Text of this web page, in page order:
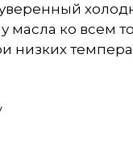
масла ко всем
низких